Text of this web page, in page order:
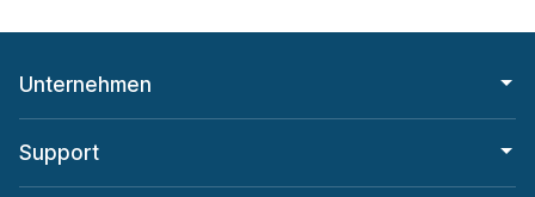
Unternehmen
Support